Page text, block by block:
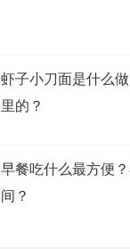
虾子小刀面是什么
里的？
早餐吃什么最方便
间？